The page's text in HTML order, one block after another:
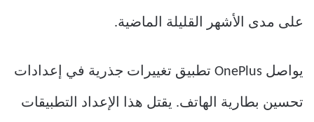
على مدى الأشهر القليلة الماضية.
يواصل OnePlus تطبيق تغييرات جذرية في إعدادات
تحسين بطارية الهاتف. يقتل هذا الإعداد التطبيقات